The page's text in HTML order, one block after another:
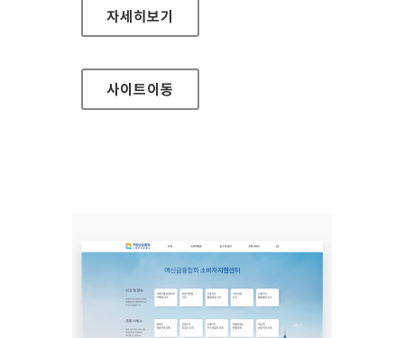
장흥군청
자세히보기
사이트이동